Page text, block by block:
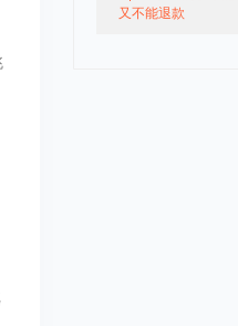
又不能退款